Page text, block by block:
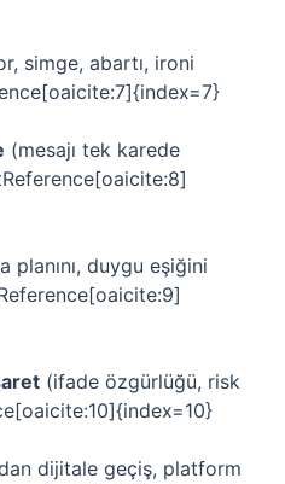
simge, abartı, ironi
(mesajı tek karede
planını, duygu eşiğini
(ifade özgürlüğü, risk
dijitale geçiş, platform